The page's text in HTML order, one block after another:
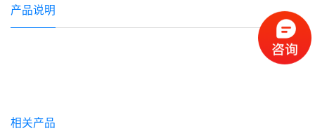
产品说明
相关产品